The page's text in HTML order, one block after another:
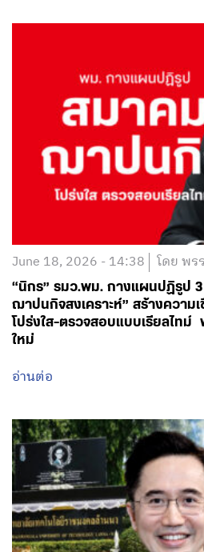
June 18, 2026 - 14:38 โดย พร
“นิกร” รมว.พม. กางแผนปฏิรูป
ฌาปนกิจสงเคราะห์” สร้างความ
โปร่งใส-ตรวจสอบแบบเรียลไท
ใหม่
อ่านต่อ